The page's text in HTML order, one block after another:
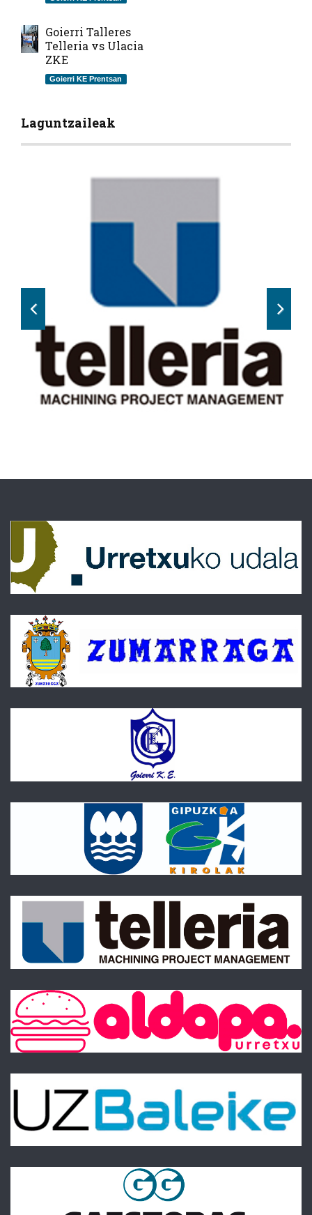
Goierri Talleres
Telleria vs Ulacia
ZKE
Goierri KE Prentsan
Laguntzaileak
Previous Next